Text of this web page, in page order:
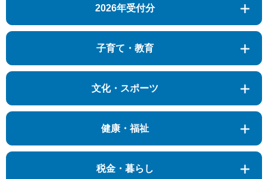
2026年受付分
子育て・教育
文化・スポーツ
健康・福祉
税金・暮らし